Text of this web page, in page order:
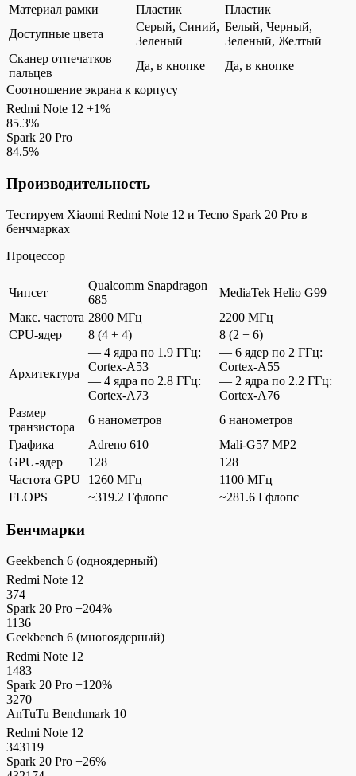
Материал рамки
Пластик
Пластик
Доступные цвета
Серый, Синий,
Зеленый
Белый, Черный,
Зеленый, Желтый
Сканер отпечатков
пальцев
Да, в кнопке
Да, в кнопке
Соотношение экрана к корпусу
Redmi Note 12 +1%
85.3%
Spark 20 Pro
84.5%
Производительность
Тестируем Xiaomi Redmi Note 12 и Tecno Spark 20 Pro в
бенчмарках
Процессор
Чипсет
Qualcomm Snapdragon
685
MediaTek Helio G99
Макс. частота 2800 МГц
2200 МГц
CPU-ядер
8 (4 + 4) 8 (2 + 6)
Архитектура
— 4 ядра по 1.9 ГГц:
Cortex-A53
— 4 ядра по 2.8 ГГц:
Cortex-A73
— 6 ядер по 2 ГГц:
Cortex-A55
— 2 ядра по 2.2 ГГц:
Cortex-A76
Размер
транзистора
6 нанометров
6 нанометров
Графика
Adreno 610
Mali-G57 MP2
GPU-ядер
128
128
Частота GPU
1260 МГц
1100 МГц
FLOPS
~319.2 Гфлопс ~281.6 Гфлопс
Бенчмарки
Geekbench 6 (одноядерный)
Redmi Note 12
374
Spark 20 Pro +204%
1136
Geekbench 6 (многоядерный)
Redmi Note 12
1483
Spark 20 Pro +120%
3270
AnTuTu Benchmark 10
Redmi Note 12
343119
Spark 20 Pro +26%